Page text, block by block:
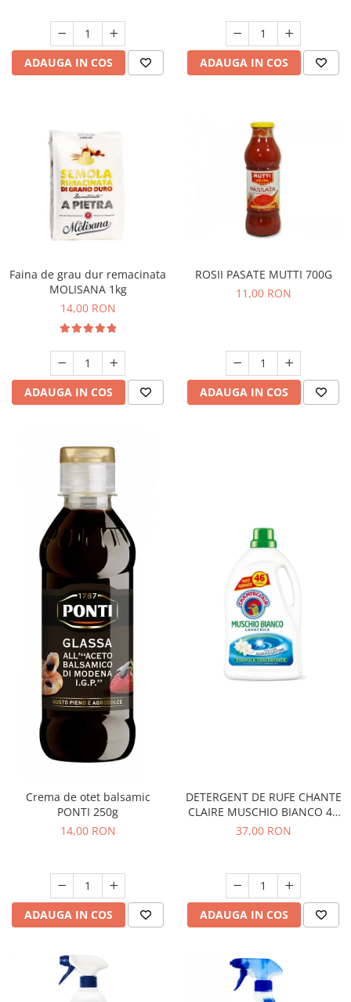
ADAUGA IN COS ADAUGA IN COS
Faina de grau dur remacinata
MOLISANA 1kg
14,00 RON
ADAUGA IN COS
ROSII PASATE MUTTI 700G
11,00 RON
ADAUGA IN COS
Crema de otet balsamic
PONTI 250g
14,00 RON
ADAUGA IN COS
DETERGENT DE RUFE CHANTE
CLAIRE MUSCHIO BIANCO 46
SPALARI
37,00 RON
ADAUGA IN COS